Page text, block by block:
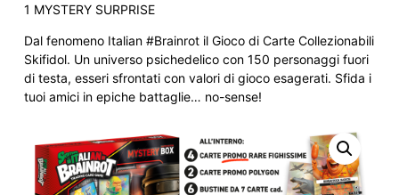
1 MYSTERY SURPRISE
Dal fenomeno Italian #Brainrot il Gioco di Carte Collezionabili
Skifidol. Un universo psichedelico con 150 personaggi fuori
di testa, esseri sfrontati con valori di gioco esagerati. Sfida i
tuoi amici in epiche battaglie… no-sense!